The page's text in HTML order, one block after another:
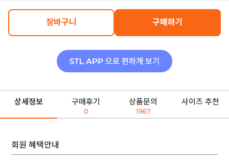
장바구니 구매하기
상세정보 구매후기
0
상품문의
1967
사이즈 추천
회원 혜택안내